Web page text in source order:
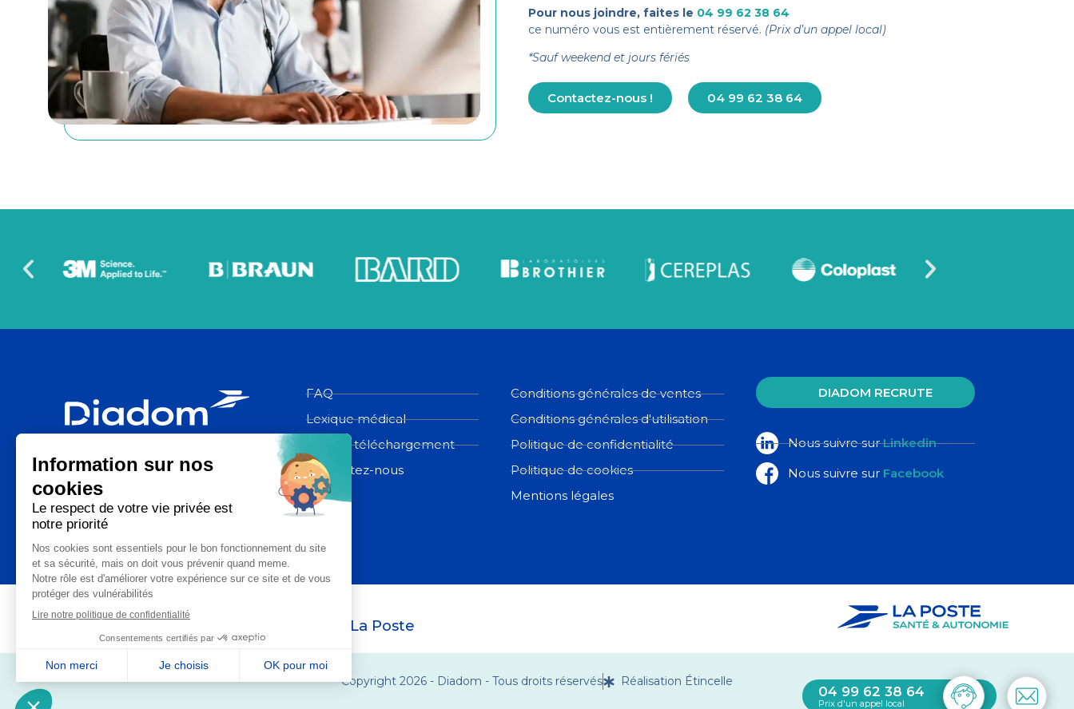
Pour nous joindre, faites le 04 99 62 38 64
ce numéro vous est entièrement réservé. (Prix d’un appel local)
*Sauf weekend et jours fériés
Contactez-nous ! 04 99 62 38 64
Poste
FAQ
Lexique médical
Espace téléchargement
Contactez-nous
Conditions générales de ventes
Conditions générales d'utilisation
Politique de confidentialité
Politique de cookies
Mentions légales
DIADOM RECRUTE
Nous suivre surLinkedin
Nous suivre sur Facebook
04 99 62 38 64
La Poste Santé & Autonomie,
un ensemble d’expertises du groupe La Poste
Copyright 2026 - Diadom - Tous droits réservés Réalisation Étincelle